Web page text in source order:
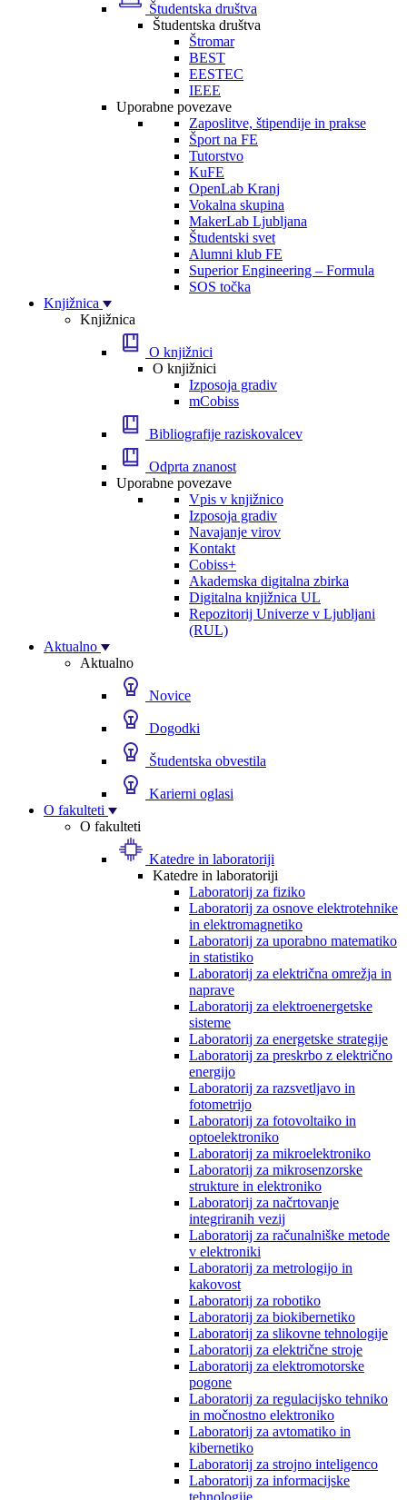
Študentska društva
Študentska društva
Štromar
BEST
EESTEC
IEEE
Uporabne povezave
Zaposlitve, štipendije in prakse
Šport na FE
Tutorstvo
KuFE
OpenLab Kranj
Vokalna skupina
MakerLab Ljubljana
Študentski svet
Alumni klub FE
Superior Engineering – Formula
SOS točka
Knjižnica
Knjižnica
O knjižnici
O knjižnici
Izposoja gradiv
mCobiss
Bibliografije raziskovalcev
Odprta znanost
Uporabne povezave
Vpis v knjižnico
Izposoja gradiv
Navajanje virov
Kontakt
Cobiss+
Akademska digitalna zbirka
Digitalna knjižnica UL
Repozitorij Univerze v Ljubljani
(RUL)
Aktualno
Aktualno
Novice
Dogodki
Študentska obvestila
Karierni oglasi
O fakulteti
O fakulteti
Katedre in laboratoriji
Katedre in laboratoriji
Laboratorij za fiziko
Laboratorij za osnove elektrotehnike
in elektromagnetiko
Laboratorij za uporabno matematiko
in statistiko
Laboratorij za električna omrežja in
naprave
Laboratorij za elektroenergetske
sisteme
Laboratorij za energetske strategije
Laboratorij za preskrbo z električno
energijo
Laboratorij za razsvetljavo in
fotometrijo
Laboratorij za fotovoltaiko in
optoelektroniko
Laboratorij za mikroelektroniko
Laboratorij za mikrosenzorske
strukture in elektroniko
Laboratorij za načrtovanje
integriranih vezij
Laboratorij za računalniške metode
v elektroniki
Laboratorij za metrologijo in
kakovost
Laboratorij za robotiko
Laboratorij za biokibernetiko
Laboratorij za slikovne tehnologije
Laboratorij za električne stroje
Laboratorij za elektromotorske
pogone
Laboratorij za regulacijsko tehniko
in močnostno elektroniko
Laboratorij za avtomatiko in
kibernetiko
Laboratorij za strojno inteligenco
Laboratorij za informacijske
tehnologije